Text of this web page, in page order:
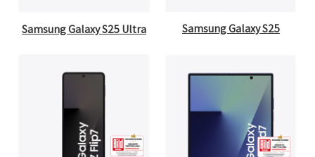
Samsung Galaxy S25 Ultra Samsung Galaxy S25